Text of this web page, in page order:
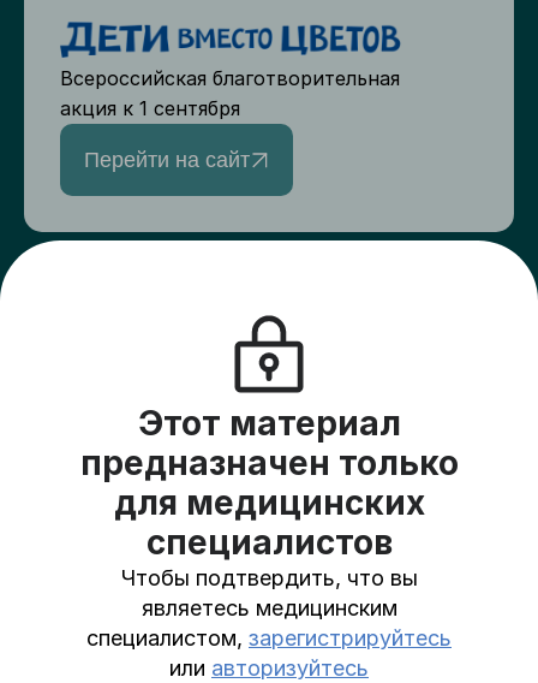
Этот материал
предназначен только
для медицинских
специалистов
Чтобы подтвердить, что вы
являетесь медицинским
специалистом, зарегистрируйтесь
или авторизуйтесь
Всероссийская благотворительная
акция к 1 сентября
Перейти на сайт
Создайте сбор для друзей и подарите
пациентам хосписов жизнь на всю
оставшуюся жизнь
На платформу
Пользовательское соглашение
Политика в отношении обработки
персональных данных